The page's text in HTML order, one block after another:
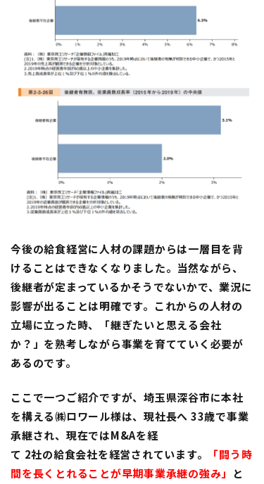
今後の給食経営に人材の課題からは一層目を背
けることはできなくなりました。当然ながら、
後継者が定まっているかそうでないかで、業況に
影響が出ることは明確です。これからの人材の
立場に立った時、「継ぎたいと思える会社
か？」を熟考しながら事業を育てていく必要が
あるのです。
ここで一つご紹介ですが、埼玉県深谷市に本社
を構える㈱ロワール様は、現社長へ 33歳で事業
承継され、現在ではM&Aを経
て 2社の給食会社を経営されています。
「闘う時
間を長くとれることが早期事業承継の強み」
と